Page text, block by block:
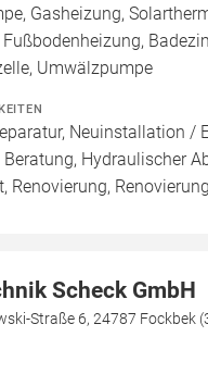
Gasheizung,
Fußbodenheizung,
Umwälzpumpe
Neuinstallation /
Hydraulischer
Renovierung,
Scheck GmbH
Straße 6, 24787 Fockbek